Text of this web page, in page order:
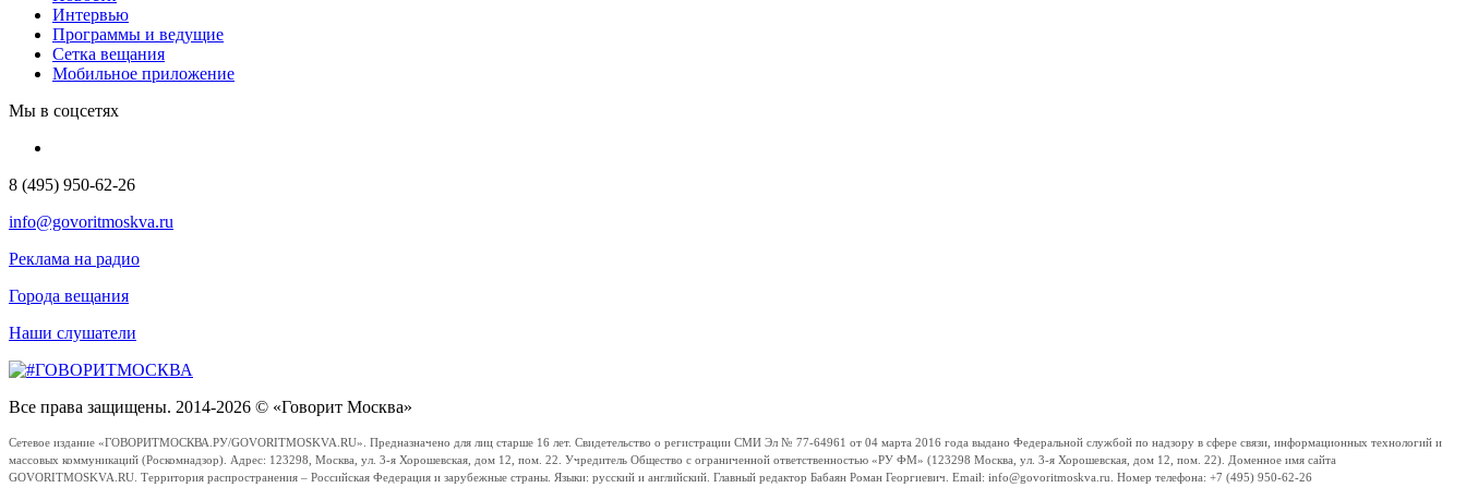
Интервью
Программы и ведущие
Сетка вещания
Мобильное приложение
Мы в соцсетях
8 (495) 950-62-26
info@govoritmoskva.ru
Реклама на радио
Города вещания
Наши слушатели
Все права защищены. 2014-2026 © «Говорит Москва»
Сетевое издание «ГОВОРИТМОСКВА.РУ/GOVORITMOSKVA.RU». Предназначено для лиц старше 16 лет. Свидетельство о регистрации СМИ Эл № 77-64961 от 04 марта 2016 года выдано Федеральной службой по надзору в сфере связи, информационных технологий и
массовых коммуникаций (Роскомнадзор). Адрес: 123298, Москва, ул. 3-я Хорошевская, дом 12, пом. 22. Учредитель Общество с ограниченной ответственностью «РУ ФМ» (123298 Москва, ул. 3-я Хорошевская, дом 12, пом. 22). Доменное имя сайта
GOVORITMOSKVA.RU. Территория распространения – Российская Федерация и зарубежные страны. Языки: русский и английский. Главный редактор Бабаян Роман Георгиевич. Email: info@govoritmoskva.ru. Номер телефона: +7 (495) 950-62-26